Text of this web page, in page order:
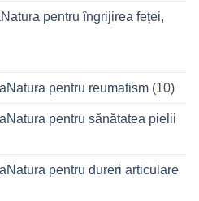
pentru îngrijirea feței,
pentru reumatism (10)
pentru sănătatea pielii
pentru dureri articulare